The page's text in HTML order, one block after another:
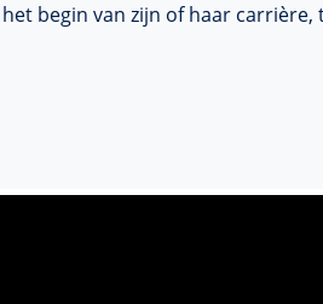
begin van zijn of haar carrière,